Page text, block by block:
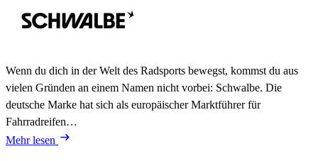
Wenn du dich in der Welt des Radsports bewegst, kommst du aus
vielen Gründen an einem Namen nicht vorbei: Schwalbe. Die
deutsche Marke hat sich als europäischer Marktführer für
Fahrradreifen…
Mehr lesen